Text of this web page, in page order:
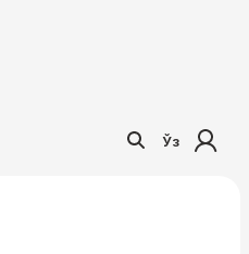
Ўз